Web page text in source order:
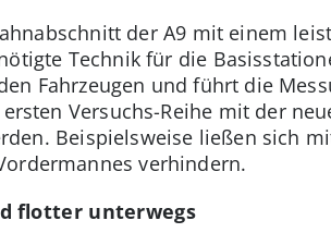
der A9 mit einem
Technik für die
Fahrzeugen und führt die
Versuchs-Reihe mit der
Beispielsweise ließen sich
verhindern.
flotter unterwegs